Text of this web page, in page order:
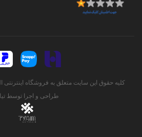
کلیه حقوق این سایت متعلق به فروشگاه اینترنتی
طراحی و اجرا توسط